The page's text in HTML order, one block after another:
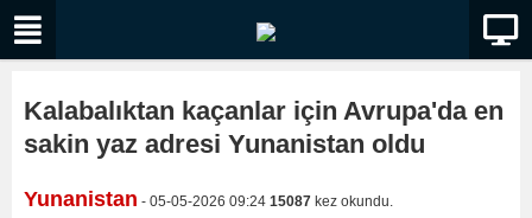
Kalabalıktan kaçanlar için Avrupa'da en
sakin yaz adresi Yunanistan oldu
Yunanistan - 05-05-2026 09:24 15087 kez okundu.